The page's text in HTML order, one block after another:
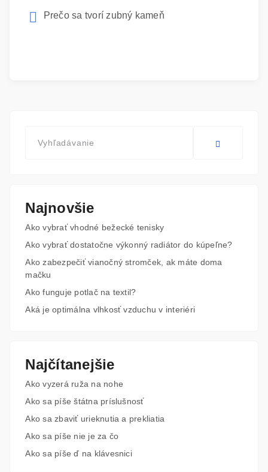
Prečo sa tvorí zubný kameň
Najnovšie
Ako vybrať vhodné bežecké tenisky
Ako vybrať dostatočne výkonný radiátor do kúpeľne?
Ako zabezpečiť vianočný stromček, ak máte doma
mačku
Ako funguje potlač na textil?
Aká je optimálna vlhkosť vzduchu v interiéri
Najčítanejšie
Ako vyzerá ruža na nohe
Ako sa píše štátna príslušnosť
Ako sa zbaviť urieknutia a prekliatia
Ako sa píše nie je za čo
Ako sa píše ď na klávesnici